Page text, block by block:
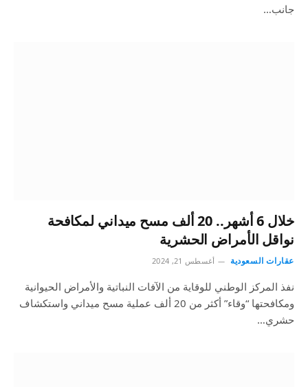
جانب…
خلال 6 أشهر.. 20 ألف مسح ميداني لمكافحة
نواقل الأمراض الحشرية
عقارات السعودية أغسطس 21, 2024
نفذ المركز الوطني للوقاية من الآفات النباتية والأمراض الحيوانية
ومكافحتها “وقاء” أكثر من 20 ألف عملية مسح ميداني واستكشاف
حشري…